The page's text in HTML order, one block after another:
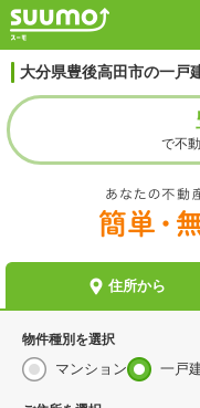
大分県豊後高田市の一戸
で不
物件種別を選択
マンション 一戸